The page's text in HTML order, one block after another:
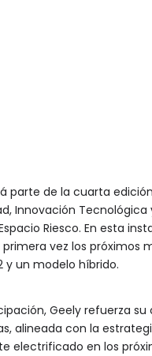
parte de la cuarta
Innovación Tecnológica
Riesco. En esta
vez los próximos
y un modelo híbrido.
Geely refuerza
alineada con la
electrificado en los